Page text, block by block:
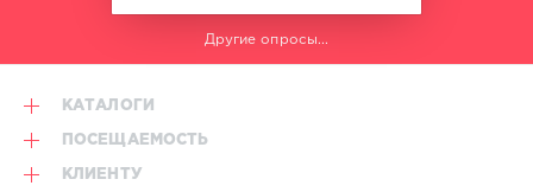
Другие опросы...
КАТАЛОГИ
ПОСЕЩАЕМОСТЬ
КЛИЕНТУ